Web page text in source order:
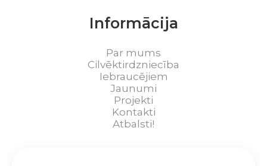
Informācija
Par mums
Cilvēktirdzniecība
Iebraucējiem
Jaunumi
Projekti
Kontakti
Atbalsti!